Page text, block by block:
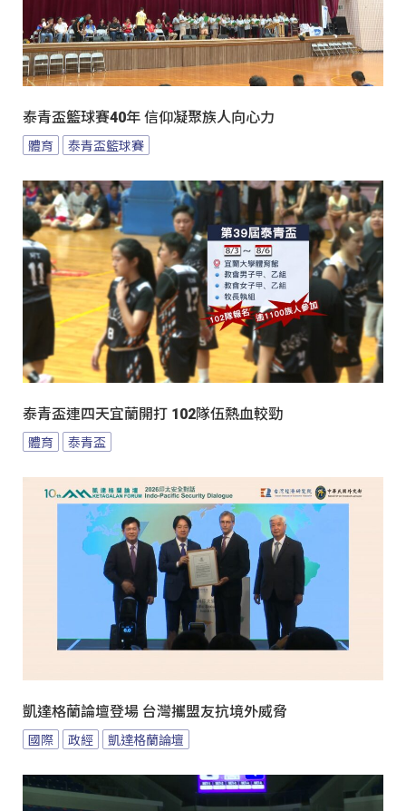
泰青盃籃球賽40年 信仰凝聚族人向心力
體育 泰青盃籃球賽
泰青盃連四天宜蘭開打 102隊伍熱血較勁
體育 泰青盃
凱達格蘭論壇登場 台灣攜盟友抗境外威脅
國際 政經 凱達格蘭論壇